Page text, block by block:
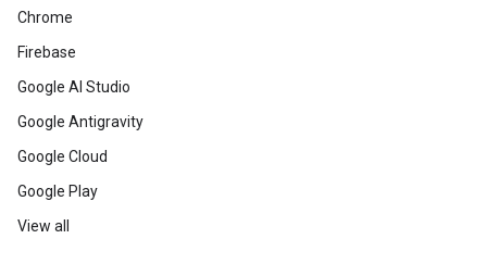
Chrome
Firebase
Google AI Studio
Google Antigravity
Google Cloud
Google Play
View all